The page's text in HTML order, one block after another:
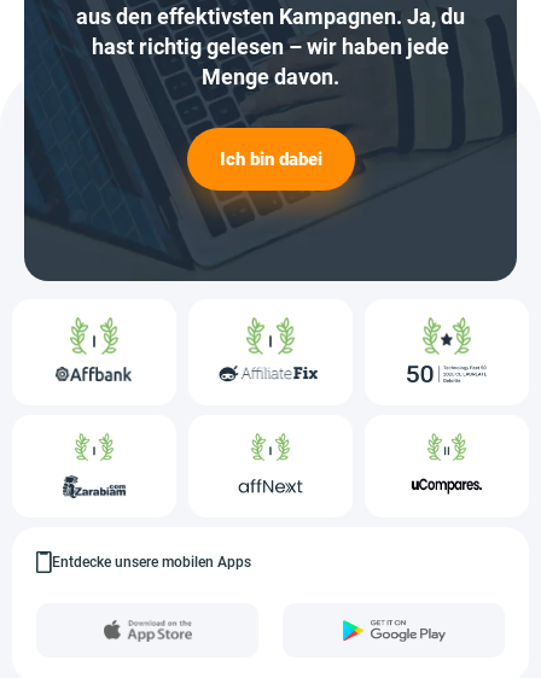
aus den effektivsten Kampagnen. Ja, du
hast richtig gelesen – wir haben jede
Menge davon.
Ich bin dabei
Entdecke unsere mobilen Apps